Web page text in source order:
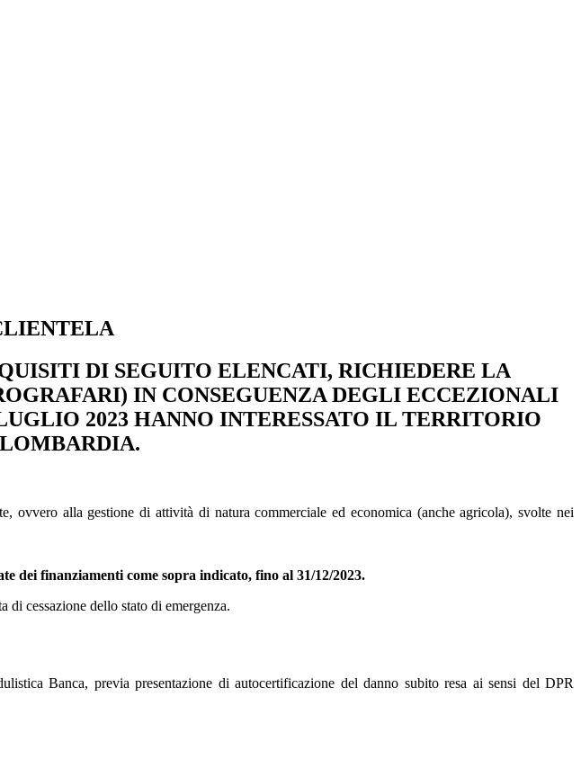
DI SEGUITO ELENCATI, RICHIEDERE LA
IN CONSEGUENZA DEGLI ECCEZIONALI
2023 HANNO INTERESSATO IL TERRITORIO
alla gestione di attività di natura commerciale ed economica (anche agricola), svolte nei
dei finanziamenti come sopra indicato, fino al 31/12/2023.
cessazione dello stato di emergenza.
Banca, previa presentazione di autocertificazione del danno subito resa ai sensi del DPR